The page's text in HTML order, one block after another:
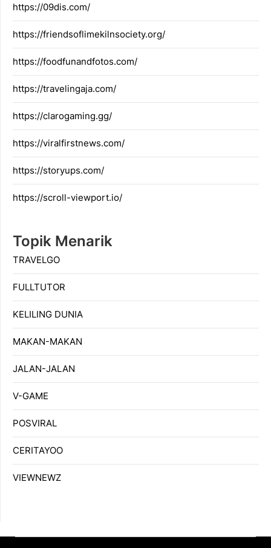
https://09dis.com/
https://friendsoflimekilnsociety.org/
https://foodfunandfotos.com/
https://travelingaja.com/
https://clarogaming.gg/
https://viralfirstnews.com/
https://storyups.com/
https://scroll-viewport.io/
Topik Menarik
TRAVELGO
FULLTUTOR
KELILING DUNIA
MAKAN-MAKAN
JALAN-JALAN
V-GAME
POSVIRAL
CERITAYOO
VIEWNEWZ